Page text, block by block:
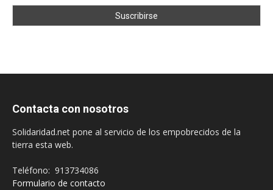
Contacta con nosotros
Solidaridad.net pone al servicio de los empobrecidos de la
tierra esta web.
Teléfono: 913734086
Formulario de contacto